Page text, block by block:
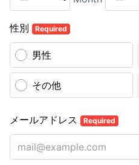
性別 Required
男性
その他
メールアドレス Required